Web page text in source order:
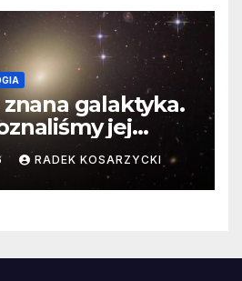
galaktyka.
jej
RADEK KOSARZYCKI